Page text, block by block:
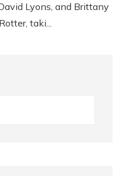
Lyons, and Brittany
taki...